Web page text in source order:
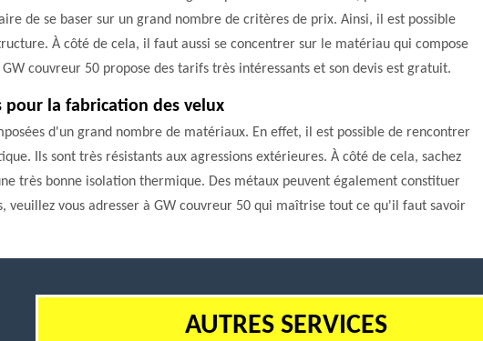
de se baser sur un grand nombre de critères de prix. Ainsi, il est possible
À côté de cela, il faut aussi se concentrer sur le matériau qui compose
couvreur 50 propose des tarifs très intéressants et son devis est gratuit.
la fabrication des velux
d'un grand nombre de matériaux. En effet, il est possible de rencontrer
Ils sont très résistants aux agressions extérieures. À côté de cela, sachez
très bonne isolation thermique. Des métaux peuvent également constituer
veuillez vous adresser à GW couvreur 50 qui maîtrise tout ce qu'il faut savoir
AUTRES SERVICES